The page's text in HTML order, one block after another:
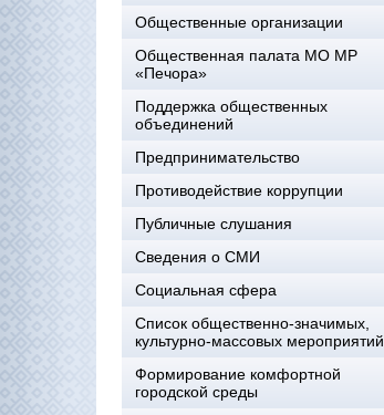
Общественные организации
Общественная палата МО МР
«Печора»
Поддержка общественных
объединений
Предпринимательство
Противодействие коррупции
Публичные слушания
Сведения о СМИ
Социальная сфера
Список общественно-значимых,
культурно-массовых мероприятий
Формирование комфортной
городской среды